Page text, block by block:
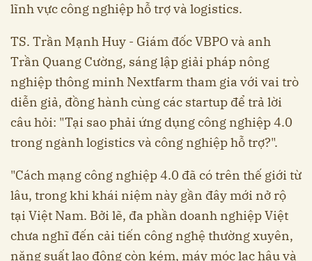
lĩnh vực công nghiệp hỗ trợ và logistics.
TS. Trần Mạnh Huy - Giám đốc VBPO và anh
Trần Quang Cường, sáng lập giải pháp nông
nghiệp thông minh Nextfarm tham gia với vai trò
diễn giả, đồng hành cùng các startup để trả lời
câu hỏi: "Tại sao phải ứng dụng công nghiệp 4.0
trong ngành logistics và công nghiệp hỗ trợ?".
"Cách mạng công nghiệp 4.0 đã có trên thế giới từ
lâu, trong khi khái niệm này gần đây mới nở rộ
tại Việt Nam. Bởi lẽ, đa phần doanh nghiệp Việt
chưa nghĩ đến cải tiến công nghệ thường xuyên,
năng suất lao động còn kém, máy móc lạc hậu và